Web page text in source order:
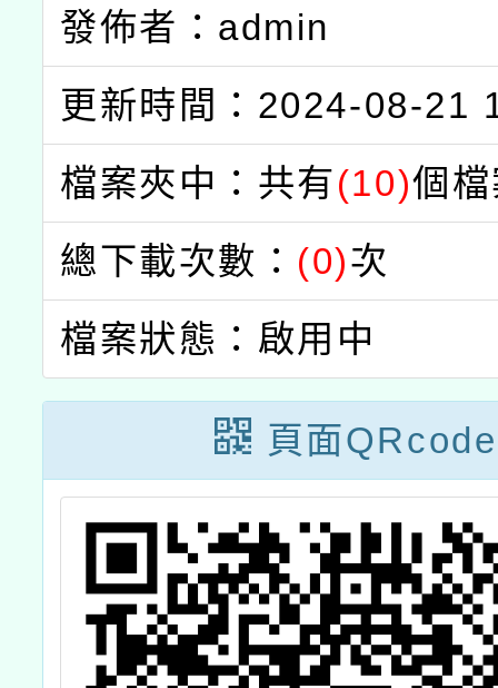
發佈者：admin
更新時間：2024-08-21
檔案夾中：共有(10)個
總下載次數： (0)次
檔案狀態：啟用中
頁面QRcode